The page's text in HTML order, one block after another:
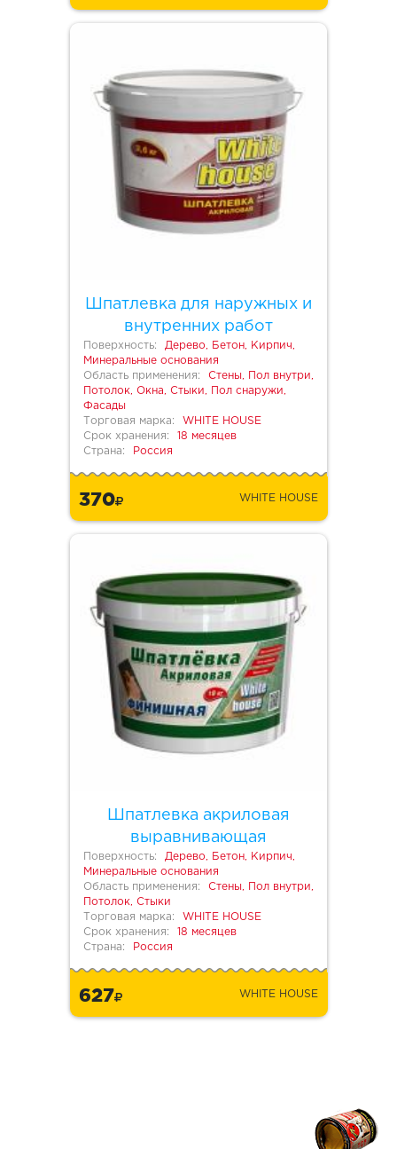
Шпатлевка для наружных и
внутренних работ
Поверхность:
Дерево, Бетон, Кирпич,
Минеральные основания
Область применения:
Стены, Пол внутри,
Потолок, Окна, Стыки, Пол снаружи,
Фасады
Торговая марка:
WHITE HOUSE
Срок хранения:
18 месяцев
Страна:
Россия
370 WHITE HOUSE
Шпатлевка акриловая
выравнивающая
Поверхность:
Дерево, Бетон, Кирпич,
Минеральные основания
Область применения:
Стены, Пол внутри,
Потолок, Стыки
Торговая марка:
WHITE HOUSE
Срок хранения:
18 месяцев
Страна:
Россия
627 WHITE HOUSE